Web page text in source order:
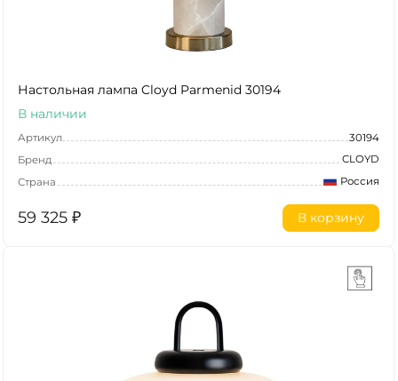
Настольная лампа Cloyd Parmenid 30194
В наличии
Артикул
30194
Бренд
CLOYD
Страна
Россия
59 325 ₽ В корзину